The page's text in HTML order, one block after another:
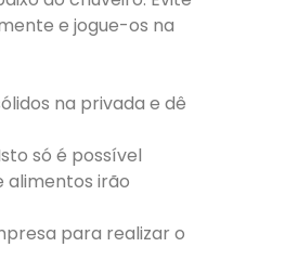
e jogue-os na
na privada e dê
só é possível
alimentos irão
para realizar o